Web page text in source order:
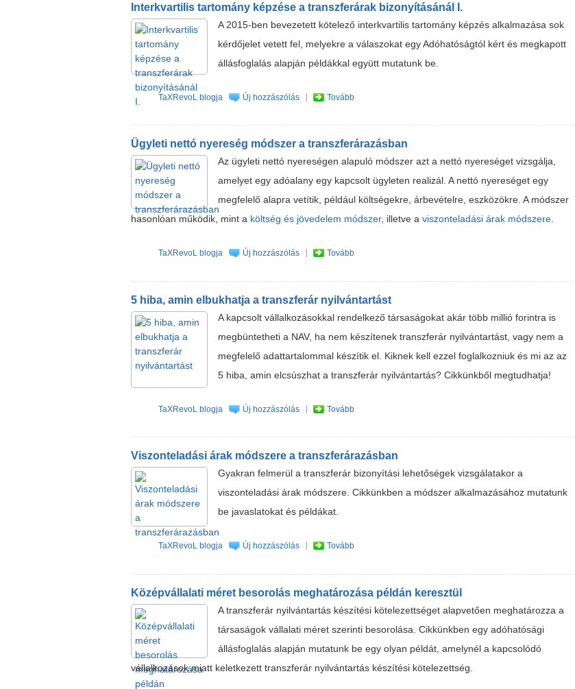
Interkvartilis tartomány képzése a transzferárak bizonyításánál I.
A 2015-ben bevezetett kötelező interkvartilis tartomány képzés alkalmazása sok
kérdőjelet vetett fel, melyekre a válaszokat egy Adóhatóságtól kért és megkapott
állásfoglalás alapján példákkal együtt mutatunk be.
TaXRevoL blogja Új hozzászólás Tovább
Ügyleti nettó nyereség módszer a transzferárazásban
Az ügyleti nettó nyereségen alapuló módszer azt a nettó nyereséget vizsgálja,
amelyet egy adóalany egy kapcsolt ügyleten realizál. A nettó nyereséget egy
megfelelő alapra vetítik, például költségekre, árbevételre, eszközökre. A módszer
hasonlóan működik, mint a költség és jövedelem módszer, illetve a viszonteladási árak módszere.
TaXRevoL blogja Új hozzászólás Tovább
5 hiba, amin elbukhatja a transzferár nyilvántartást
A kapcsolt vállalkozásokkal rendelkező társaságokat akár több millió forintra is
megbüntetheti a NAV, ha nem készítenek transzferár nyilvántartást, vagy nem a
megfelelő adattartalommal készítik el. Kiknek kell ezzel foglalkozniuk és mi az az
5 hiba, amin elcsúszhat a transzferár nyilvántartás? Cikkünkből megtudhatja!
TaXRevoL blogja Új hozzászólás Tovább
Viszonteladási árak módszere a transzferárazásban
Gyakran felmerül a transzferár bizonyítási lehetőségek vizsgálatakor a
viszonteladási árak módszere. Cikkünkben a módszer alkalmazásához mutatunk
be javaslatokat és példákat.
TaXRevoL blogja Új hozzászólás Tovább
Középvállalati méret besorolás meghatározása példán keresztül
A transzferár nyilvántartás készítési kötelezettséget alapvetően meghatározza a
társaságok vállalati méret szerinti besorolása. Cikkünkben egy adóhatósági
állásfoglalás alapján mutatunk be egy olyan példát, amelynél a kapcsolódó
vállalkozások miatt keletkezett transzferár nyilvántartás készítési kötelezettség.